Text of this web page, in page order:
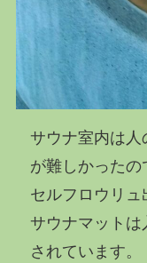
サウナ室内は
が難しかったの
セルフロウリュ
サウナマット
されています。